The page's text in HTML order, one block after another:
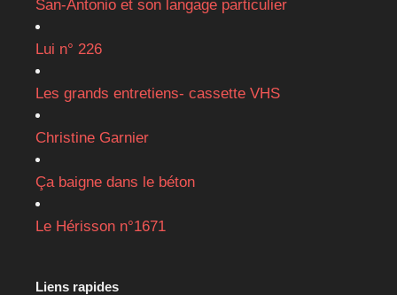
San-Antonio et son langage particulier
Lui n° 226
Les grands entretiens- cassette VHS
Christine Garnier
Ça baigne dans le béton
Le Hérisson n°1671
Liens rapides